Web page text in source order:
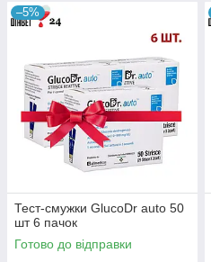
–5%
Тест-смужки GlucoDr auto 50
шт 6 пачок
Готово до відправки